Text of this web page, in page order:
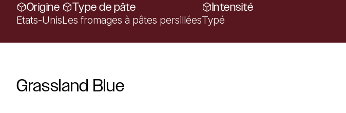
Origine
Etats-Unis
Type de pâte
Les fromages à pâtes persillées
Intensité
Typé
Grassland Blue